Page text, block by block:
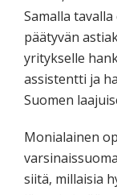
Samalla
päätyvän
yritykselle
assistentti ja
Suomen
Monialainen
siitä, millaisia